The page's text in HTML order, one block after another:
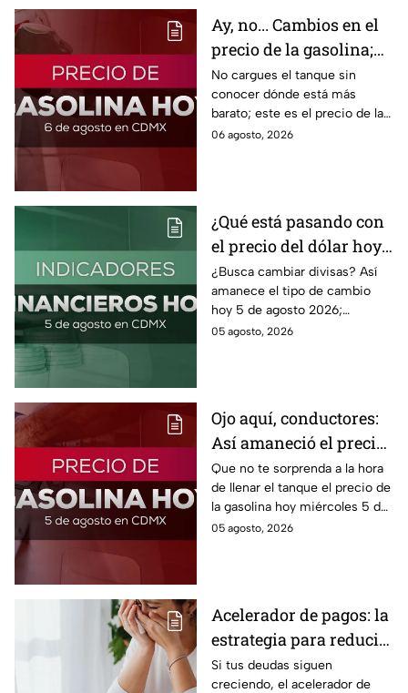
Ay, no... Cambios en el
precio de la gasolina;
así quedó HOY
No cargues el tanque sin
conocer dónde está más
barato; este es el precio de la
gasolina para hoy jueves 6 de
06 agosto, 2026
¿Qué está pasando con
el precio del dólar hoy
miércoles 5 de agosto
2026?
¿Busca cambiar divisas? Así
amanece el tipo de cambio
hoy 5 de agosto 2026;
consulta el precio del dólar
05 agosto, 2026
Ojo aquí, conductores:
Así amaneció el precio
de la gasolina HOY
Que no te sorprenda a la hora
de llenar el tanque el precio de
la gasolina hoy miércoles 5 de
agosto 2026; aquí te dejamos
05 agosto, 2026
Acelerador de pagos: la
estrategia para reducir
tus deudas más rápido
y recuperar el control
Si tus deudas siguen
creciendo, el acelerador de